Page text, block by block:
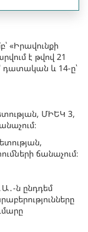
«Իրավունքի
է թվով 21
դատական և 14-ը՝
ՄԻԵԿ 3,
ճանաչում։
ն ընդդեմ